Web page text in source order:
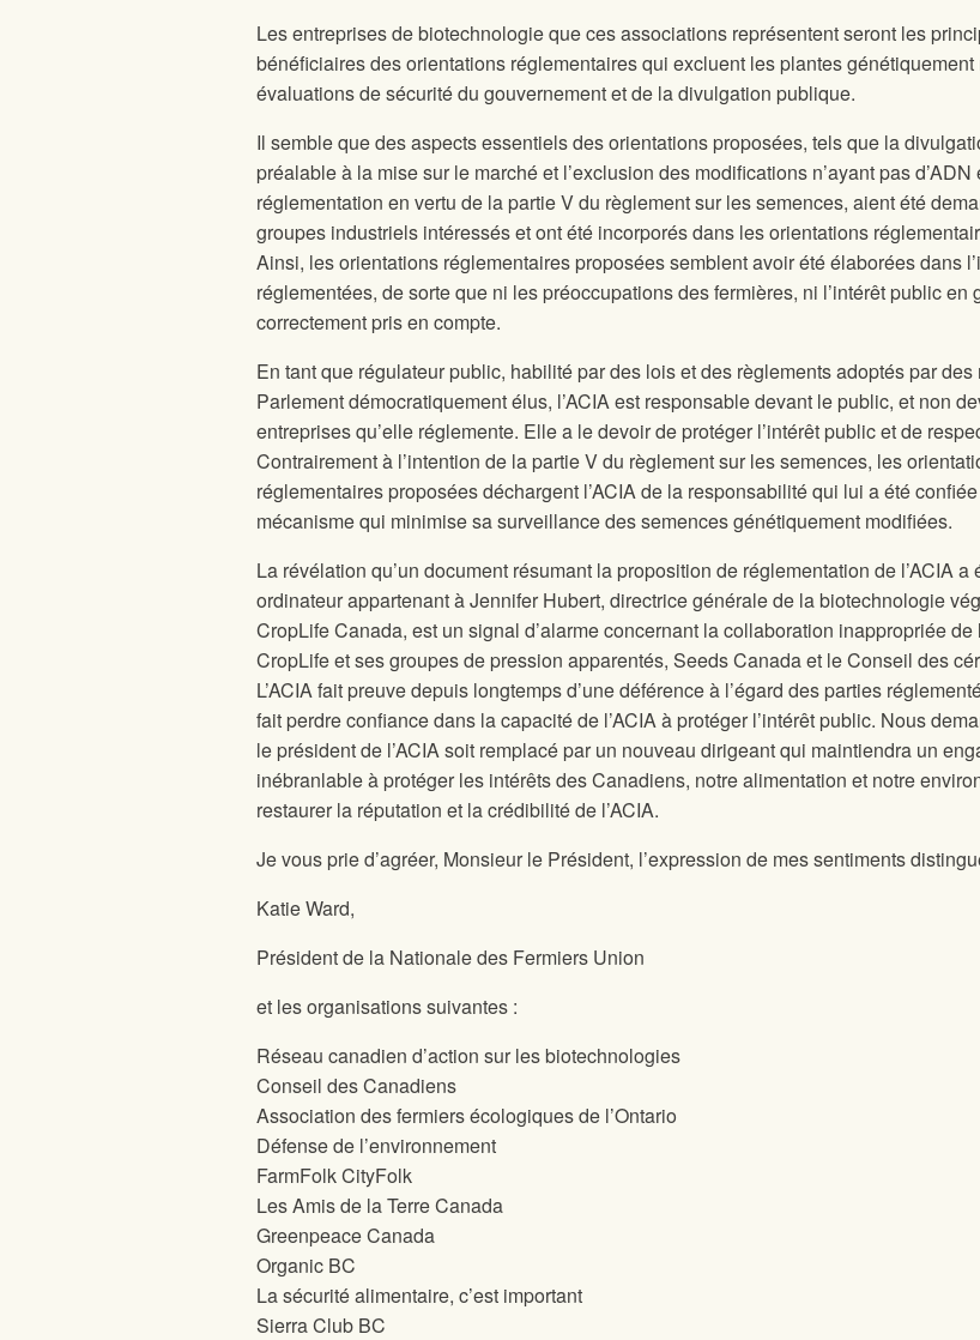
Les entreprises de biotechnologie que ces associations représentent seront les
bénéficiaires des orientations réglementaires qui excluent les plantes
évaluations de sécurité du gouvernement et de la divulgation publique.
Il semble que des aspects essentiels des orientations proposées, tels que la
préalable à la mise sur le marché et l’exclusion des modifications n’ayant pas
réglementation en vertu de la partie V du règlement sur les semences, aient été
groupes industriels intéressés et ont été incorporés dans les orientations
Ainsi, les orientations réglementaires proposées semblent avoir été élaborées dans
réglementées, de sorte que ni les préoccupations des fermières, ni l’intérêt public en
correctement pris en compte.
En tant que régulateur public, habilité par des lois et des règlements adoptés par des
Parlement démocratiquement élus, l’ACIA est responsable devant le public, et non
entreprises qu’elle réglemente. Elle a le devoir de protéger l’intérêt public et de
Contrairement à l’intention de la partie V du règlement sur les semences, les
réglementaires proposées déchargent l’ACIA de la responsabilité qui lui a été
mécanisme qui minimise sa surveillance des semences génétiquement modifiées.
La révélation qu’un document résumant la proposition de réglementation de l’ACIA a
ordinateur appartenant à Jennifer Hubert, directrice générale de la biotechnologie
CropLife Canada, est un signal d’alarme concernant la collaboration inappropriée de
CropLife et ses groupes de pression apparentés, Seeds Canada et le Conseil des
L’ACIA fait preuve depuis longtemps d’une déférence à l’égard des parties
fait perdre confiance dans la capacité de l’ACIA à protéger l’intérêt public. Nous
le président de l’ACIA soit remplacé par un nouveau dirigeant qui maintiendra un
inébranlable à protéger les intérêts des Canadiens, notre alimentation et notre
restaurer la réputation et la crédibilité de l’ACIA.
Je vous prie d’agréer, Monsieur le Président, l’expression de mes sentiments
Katie Ward,
Président de la Nationale des Fermiers Union
et les organisations suivantes :
Réseau canadien d’action sur les biotechnologies
Conseil des Canadiens
Association des fermiers écologiques de l’Ontario
Défense de l’environnement
FarmFolk CityFolk
Les Amis de la Terre Canada
Greenpeace Canada
Organic BC
La sécurité alimentaire, c’est important
Sierra Club BC